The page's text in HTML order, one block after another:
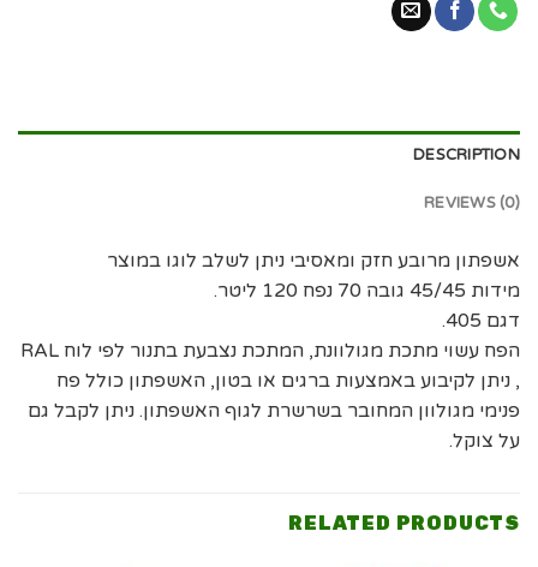
DESCRIPTION
REVIEWS (0)
אשפתון מרובע חזק ומאסיבי ניתן לשלב לוגו במוצר
מידות 45/45 גובה 70 נפח 120 ליטר.
דגם 405.
הפח עשוי מתכת מגולוונת, המתכת נצבעת בתנור לפי לוח RAL
, ניתן לקיבוע באמצעות ברגים או בטון, האשפתון כולל פח
פנימי מגולוון המחובר בשרשרת לגוף האשפתון. ניתן לקבל גם
על צוקל.
RELATED PRODUCTS